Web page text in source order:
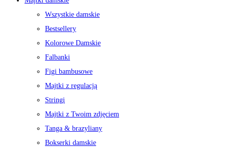
Wszystkie damskie
Bestsellery
Kolorowe Damskie
Falbanki
Figi bambusowe
Majtki z regulacją
Stringi
Majtki z Twoim zdjęciem
Tanga & brazyliany
Bokserki damskie